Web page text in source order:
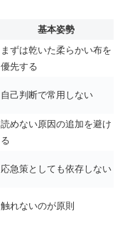
基本姿勢
まずは乾いた柔らかい布を
優先する
自己判断で常用しない
読めない原因の追加を避け
る
応急策としても依存しない
触れないのが原則